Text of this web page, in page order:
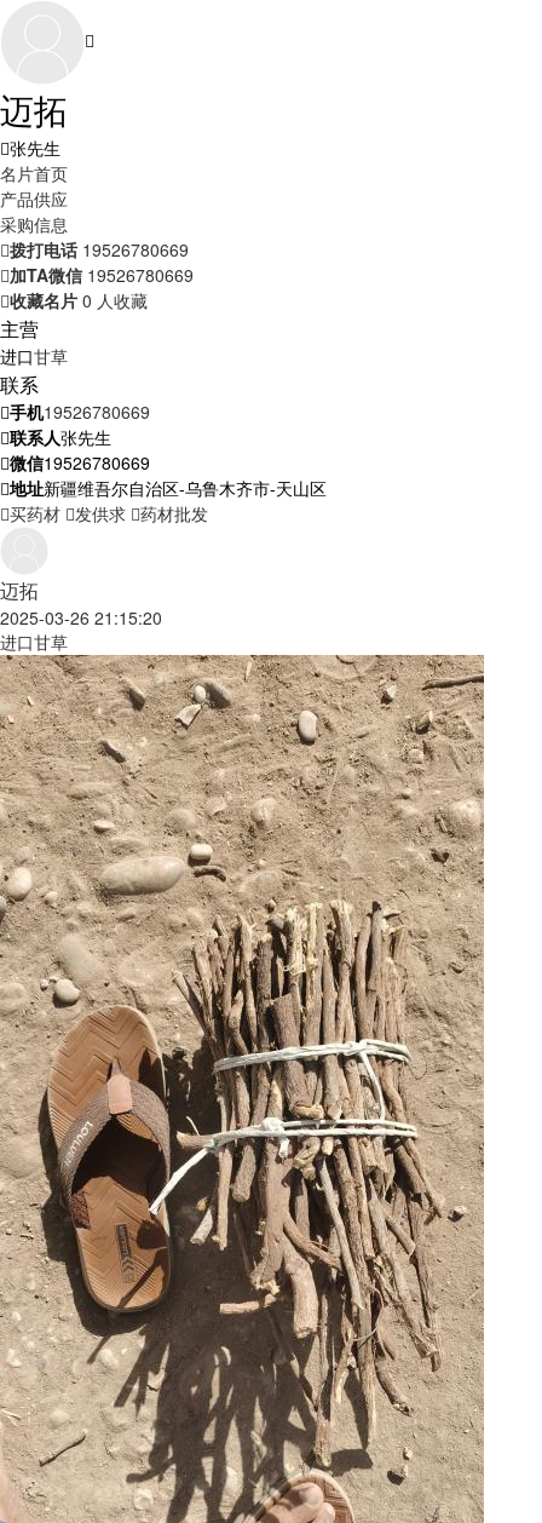
迈拓
张先生
名片首页
产品供应
采购信息
拨打电话 19526780669
加TA微信 19526780669
收藏名片 0 人收藏
主营
进口甘草
联系
手机19526780669
联系人张先生
微信19526780669
地址新疆维吾尔自治区-乌鲁木齐市-天山区
买药材 发供求 药材批发
迈拓
2025-03-26 21:15:20
进口甘草